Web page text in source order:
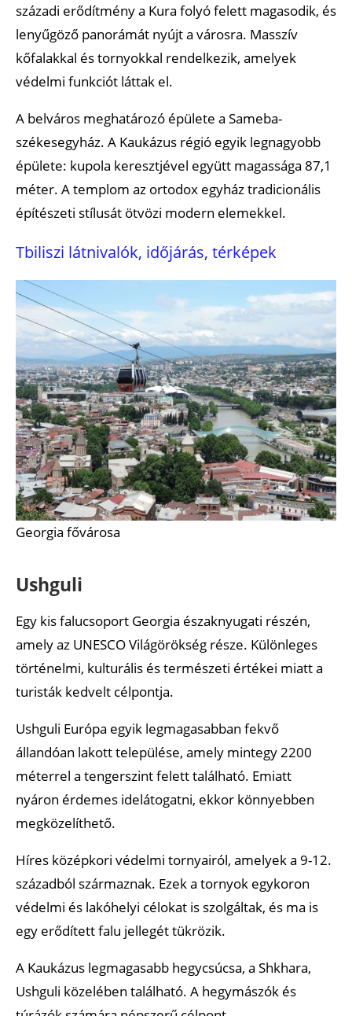
századi erődítmény a Kura folyó felett magasodik, és
lenyűgöző panorámát nyújt a városra. Masszív
kőfalakkal és tornyokkal rendelkezik, amelyek
védelmi funkciót láttak el.
A belváros meghatározó épülete a Sameba-
székesegyház. A Kaukázus régió egyik legnagyobb
épülete: kupola keresztjével együtt magassága 87,1
méter. A templom az ortodox egyház tradicionális
építészeti stílusát ötvözi modern elemekkel.
Tbiliszi látnivalók, időjárás, térképek
Georgia fővárosa
Ushguli
Egy kis falucsoport Georgia északnyugati részén,
amely az UNESCO Világörökség része. Különleges
történelmi, kulturális és természeti értékei miatt a
turisták kedvelt célpontja.
Ushguli Európa egyik legmagasabban fekvő
állandóan lakott települése, amely mintegy 2200
méterrel a tengerszint felett található. Emiatt
nyáron érdemes idelátogatni, ekkor könnyebben
megközelíthető.
Híres középkori védelmi tornyairól, amelyek a 9-12.
századból származnak. Ezek a tornyok egykoron
védelmi és lakóhelyi célokat is szolgáltak, és ma is
egy erődített falu jellegét tükrözik.
A Kaukázus legmagasabb hegycsúcsa, a Shkhara,
Ushguli közelében található. A hegymászók és